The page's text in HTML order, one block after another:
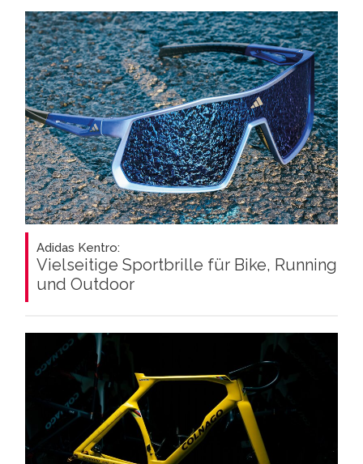
Adidas Kentro:
Vielseitige Sportbrille für Bike, Running
und Outdoor